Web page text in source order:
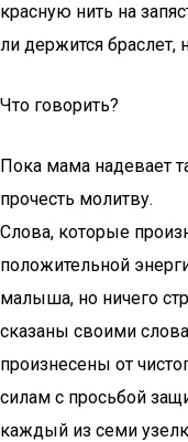
красную нить на
ли держится браслет,
Что говорить?
Пока мама надевает
прочесть молитву.
Слова, которые
положительной
малыша, но ничего
сказаны своими
произнесены от
силам с просьбой
каждый из семи